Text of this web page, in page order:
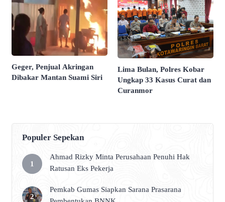
Geger, Penjual Akringan
Dibakar Mantan Suami Siri
Lima Bulan, Polres Kobar
Ungkap 33 Kasus Curat dan
Curanmor
Populer Sepekan
Ahmad Rizky Minta Perusahaan Penuhi Hak
Ratusan Eks Pekerja
Pemkab Gumas Siapkan Sarana Prasarana